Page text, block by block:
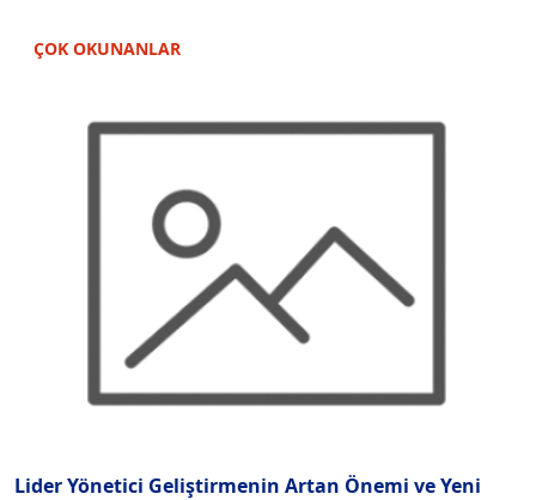
ÇOK OKUNANLAR
Lider Yönetici Geliştirmenin Artan Önemi ve Yeni